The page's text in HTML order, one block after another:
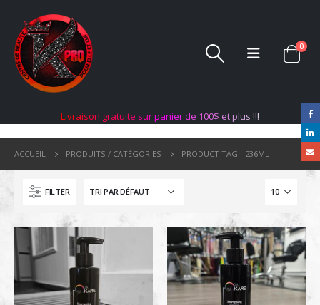
0
Livraison gratuite surpanier de 100$ etplus !!!
ACCUEIL PRODUITS / CATÉGORIES PRODUCT TAG - 236ML
FILTER